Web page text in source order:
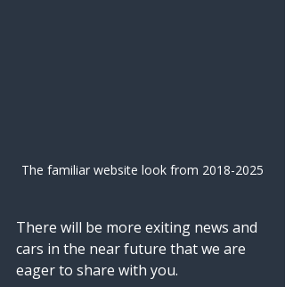
The familiar website look from 2018-2025
There will be more exiting news and
cars in the near future that we are
eager to share with you.